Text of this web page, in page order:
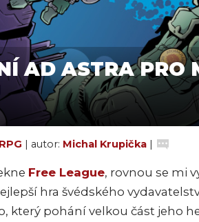
AD ASTRA PRO
RPG | autor: Michal Krupička |
Free League, rovnou se mi
hra švédského
který pohání velkou část jeho